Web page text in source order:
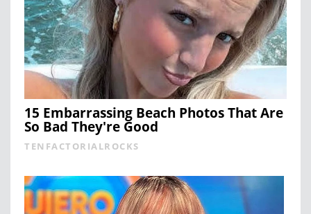
15 Embarrassing Beach Photos That Are
So Bad They're Good
TENFACTORIALROCKS